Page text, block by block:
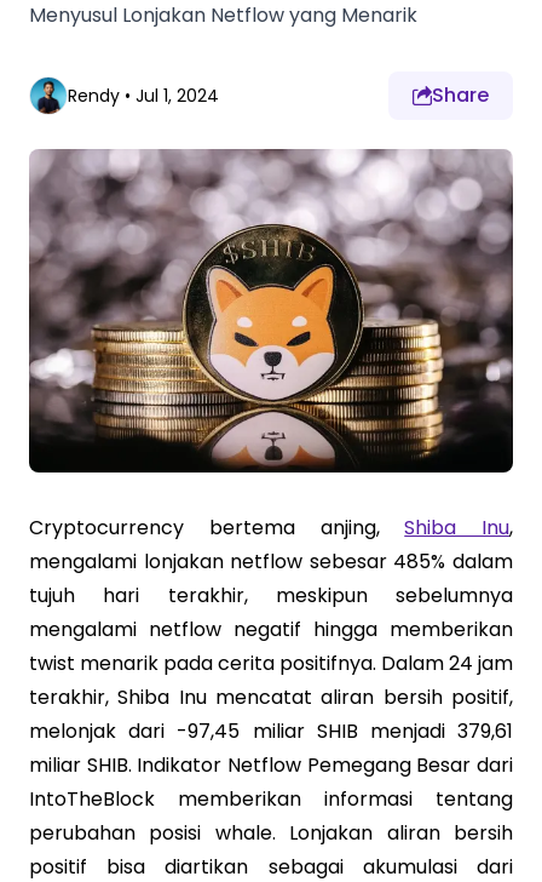
Menyusul Lonjakan Netflow yang Menarik
Rendy • Jul 1, 2024 Share
Cryptocurrency bertema anjing,Shiba Inu,
mengalami lonjakan netflow sebesar 485% dalam
tujuh hari terakhir, meskipun sebelumnya
mengalami netflow negatif hingga memberikan
twist menarik pada cerita positifnya. Dalam 24 jam
terakhir, Shiba Inu mencatat aliran bersih positif,
melonjak dari -97,45 miliar SHIB menjadi 379,61
miliar SHIB. Indikator Netflow Pemegang Besar dari
IntoTheBlock memberikan informasi tentang
perubahan posisi whale. Lonjakan aliran bersih
positif bisa diartikan sebagai akumulasi dari